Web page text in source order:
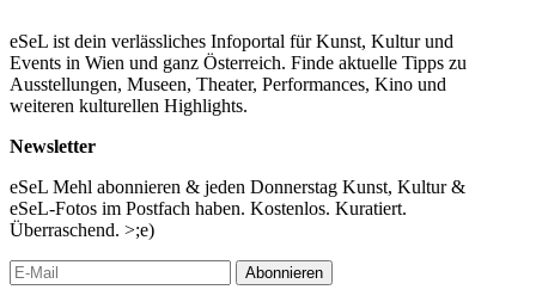
besteht die Möglichkeit das Wild unauffällig zu beobachten, oder
einfach nur die Natur und Ruhe zu genießen. Er ist traditionell
Ausgangspunkt um gezielt und bestenfalls unbemerkt Beute
anzusprechen und zu erlegen, oder feudale Loge - welches
Schauspiel auch kommen mag. So verweisen ,,getaufte”
Hochsitze mit Namen wie ,,Beichtstuhl”, ,,Pornokanzel” oder
In der Gruppenausstellung sind vier künstlerische Positionen zu
sehen, die sich mit verschiedenen Medien mit Hochsitzen und
deren vielfältigen Beziehungsgeflechten auseinandersetzen.
...Mehr lesen
eSeL ist dein verlässliches Infoportal für Kunst, Kultur und
Events in Wien und ganz Österreich. Finde aktuelle Tipps zu
Ausstellungen, Museen, Theater, Performances, Kino und
weiteren kulturellen Highlights.
Newsletter
eSeL Mehl abonnieren & jeden Donnerstag Kunst, Kultur &
eSeL-Fotos im Postfach haben. Kostenlos. Kuratiert.
Überraschend. >;e)
Abonnieren